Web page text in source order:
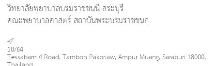
วิทยาลัยพยาบาลบรมราชชนนี สระบุรี
คณะพยาบาลศาสตร์ สถาบันพระบรมราชชนก
18/64
Tessabarn 4 Road, Tambon Pakpriaw, Ampur Muang, Saraburi 18000,